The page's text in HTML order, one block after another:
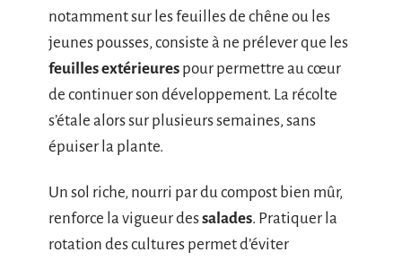
notamment sur les feuilles de chêne ou les
jeunes pousses, consiste à ne prélever que les
feuilles extérieures pour permettre au cœur
de continuer son développement. La récolte
s’étale alors sur plusieurs semaines, sans
épuiser la plante.
Un sol riche, nourri par du compost bien mûr,
renforce la vigueur dessalades. Pratiquer la
rotation des cultures permet d’éviter